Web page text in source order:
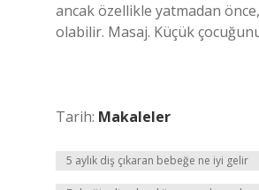
ancak özellikle yatmadan
olabilir. Masaj. Küçük
Tarih: Makaleler
5 aylık diş çıkaran bebeğe ne iyi gelir